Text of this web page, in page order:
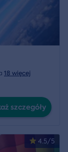
18 więcej
szczegóły
4.5/5